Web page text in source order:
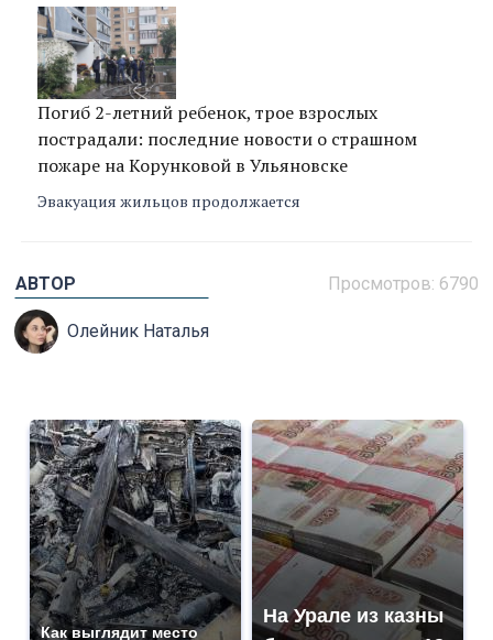
Погиб 2-летний ребенок, трое взрослых
пострадали: последние новости о страшном
пожаре на Корунковой в Ульяновске
Эвакуация жильцов продолжается
Просмотров: 6790
АВТОР
Олейник Наталья
Как выглядит место
На Урале из казны